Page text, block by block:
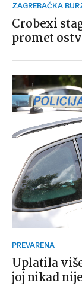
ZAGREBAČKA
Crobexi
promet
PREVARENA
Uplatila
joj nikad